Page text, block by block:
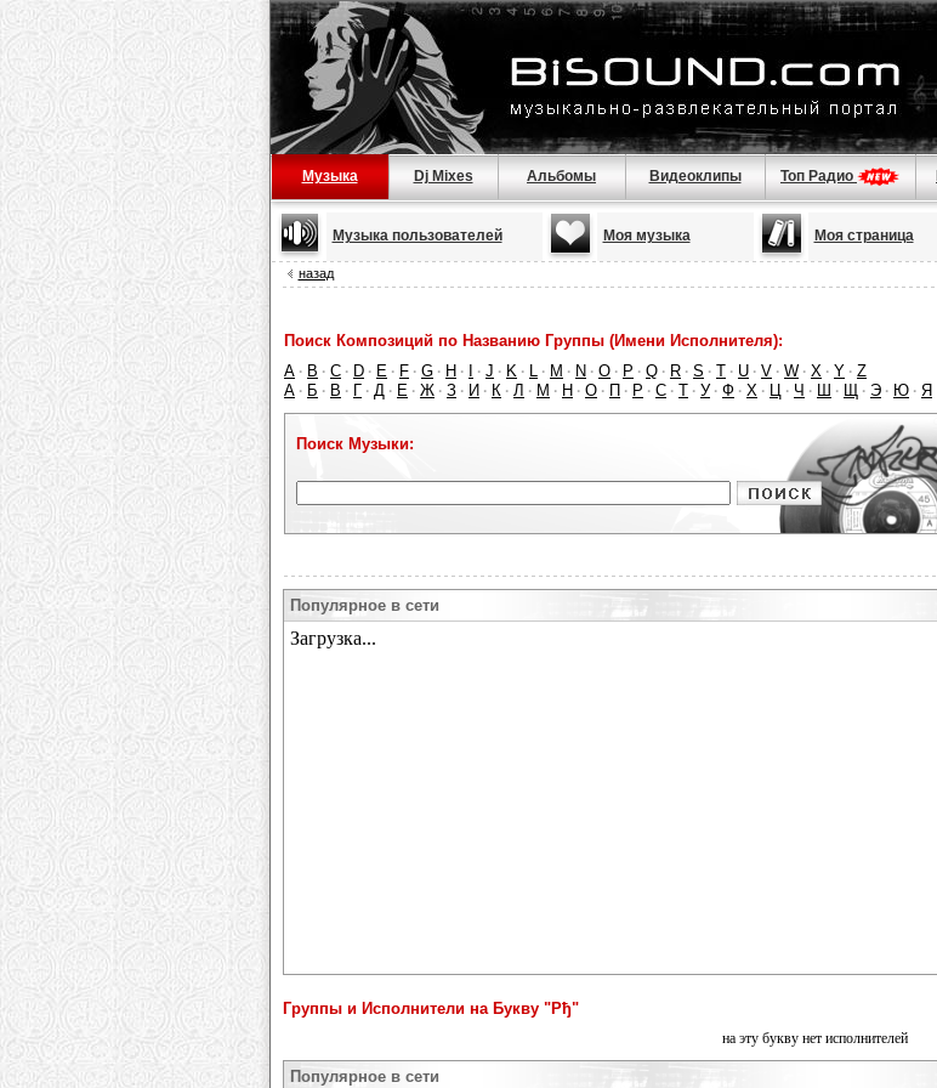
Музыка Dj Mixes Альбомы Видеоклипы Топ Радио
Музыка пользователей Моя музыка Моя страница
назад
Поиск Композиций по Названию Группы (Имени Исполнителя):
A · B · C · D · E · F · G · H · · J · K · L · M · N · O · P · Q · R · S · T · U · V · W · X · Y · Z
А · Б · В · Г · Д · Е · Ж · З · И · К · Л · М · Н · О · П · Р · С · Т · У · Ф · Х · Ц · Ч · Ш · Щ · Э · Ю · Я
Поиск Музыки:
Популярное в сети
Группы и Исполнители на Букву "Рђ"
на эту букву нет исполнителей
Популярное в сети